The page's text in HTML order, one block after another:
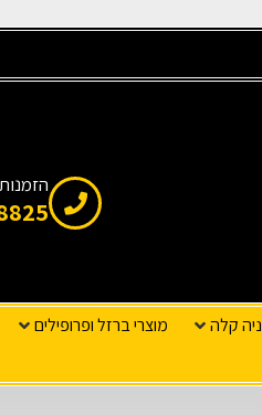
קלה מוצרי ברזל ופרופילים